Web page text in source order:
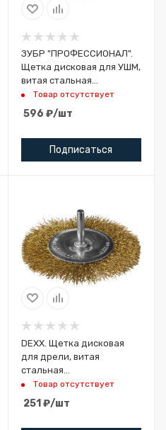
ЗУБР "ПРОФЕССИОНАЛ".
Щетка дисковая для УШМ,
витая стальная
латунированная
проволока 0,3мм,
150х22мм
Товар отсутствует
596 ₽/шт
Подписаться
DEXX. Щетка дисковая
для дрели, витая
стальная
латунированная
проволока 0,3мм, 100мм
Товар отсутствует
251 ₽/шт